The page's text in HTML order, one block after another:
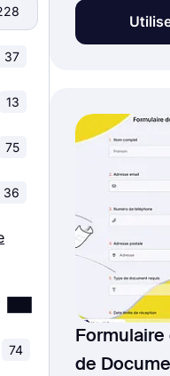
37
13
75
36
74
généraux
que les
intérêts. Et
sans aucun
superbe
demande de
forms.app.
Formulaire
de